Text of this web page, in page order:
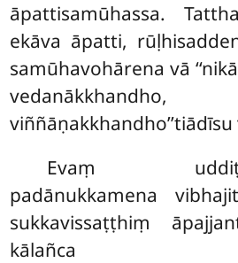
āpattisamūhassa.
ekāva āpatti,
samūhavohārena vā
viññāṇakkhandho’’tiādīsu
Evaṃ
padānukkamena
sukkavissaṭṭhiṃ
kālañca